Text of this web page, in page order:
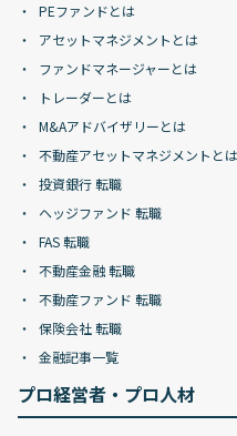
PEファンドとは
アセットマネジメントとは
ファンドマネージャーとは
トレーダーとは
M&Aアドバイザリーとは
不動産アセットマネジメントとは
投資銀行 転職
ヘッジファンド 転職
FAS 転職
不動産金融 転職
不動産ファンド 転職
保険会社 転職
金融記事一覧
プロ経営者・プロ人材